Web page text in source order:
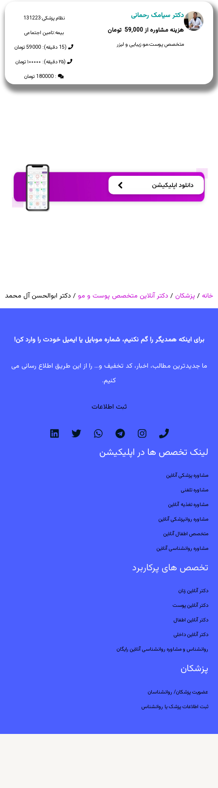
نظام پزشکی:131223
بیمه:تامین اجتماعی
(15 دقیقه): 59000 تومان
(۲۵ دقیقه): ۱۰۰۰۰۰ تومان
: 180000 تومان
دکتر سیامک رحمانی
59,000
متخصص پوست،مو،زیبایی و لیزر
خانه / پزشکان / دکتر آنلاین متخصص پوست و مو / دکتر ابوالحسن آل محمد
برای اینکه همدیگر را گم نکنیم، شماره موبایل یا ایمیل خودت را وارد کن!
ما جدیدترین مطالب، اخبار، کد تخفیف و... را از این طریق اطلاع رسانی می
کنیم.
ثبت اطلاعات
لینک تخصص ها در اپلیکیشن
مشاوره پزشکی آنلاین
مشاوره تلفنی
مشاوره تغذیه آنلاین
مشاوره روانپزشکی آنلاین
متخصص اطفال آنلاین
مشاوره روانشناسی آنلاین
تخصص های پرکاربرد
دکتر آنلاین زنان
دکتر آنلاین پوست
دکتر آنلاین اطفال
دکتر آنلاین داخلی
روانشناس و مشاوره روانشناسی آنلاین رایگان
پزشکان
عضویت پزشکان/ روانشناسان
ثبت اطلاعات پزشک یا روانشناس